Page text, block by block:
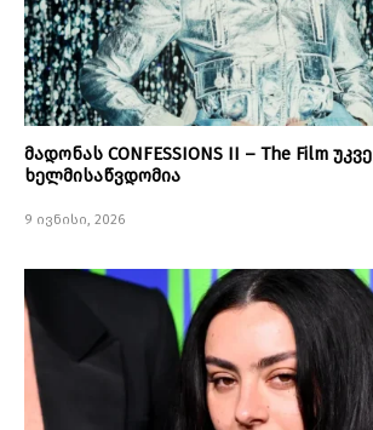
მადონას CONFESSIONS II – The Film უკვე
ხელმისაწვდომია
9 ივნისი, 2026